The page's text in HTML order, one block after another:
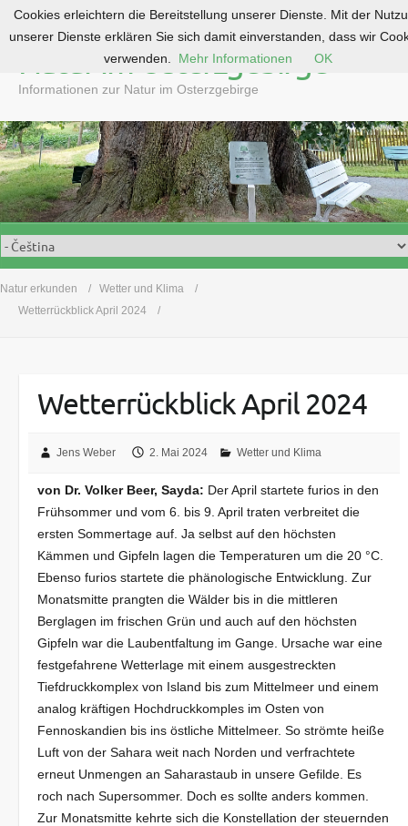
o
c
o
n
t
e
n
Natur im Osterzgebirge
Informationen zur Natur im Osterzgebirge
Natur erkunden
Wetter und Klima
Wetterrückblick April 2024
Wetterrückblick April 2024
Jens Weber 2. Mai 2024 Wetter und Klima
von Dr. Volker Beer, Sayda: Der April startete furios in den
Frühsommer und vom 6. bis 9. April traten verbreitet die
ersten Sommertage auf. Ja selbst auf den höchsten
Kämmen und Gipfeln lagen die Temperaturen um die 20 °C.
Ebenso furios startete die phänologische Entwicklung. Zur
Monatsmitte prangten die Wälder bis in die mittleren
Berglagen im frischen Grün und auch auf den höchsten
Gipfeln war die Laubentfaltung im Gange. Ursache war eine
festgefahrene Wetterlage mit einem ausgestreckten
Tiefdruckkomplex von Island bis zum Mittelmeer und einem
analog kräftigen Hochdruckkomples im Osten von
Fennoskandien bis ins östliche Mittelmeer. So strömte heiße
Luft von der Sahara weit nach Norden und verfrachtete
erneut Unmengen an Saharastaub in unsere Gefilde. Es
roch nach Supersommer. Doch es sollte anders kommen.
Zur Monatsmitte kehrte sich die Konstellation der steuernden
Cookies erleichtern die Bereitstellung unserer Dienste. Mit der
unserer Dienste erklären Sie sich damit einverstanden, dass wir
verwenden.
Mehr Informationen OK